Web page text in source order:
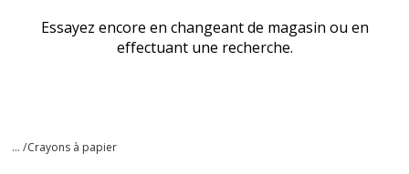
Essayez encore en changeant de magasin ou en
effectuant une recherche.
... /Crayons à papier